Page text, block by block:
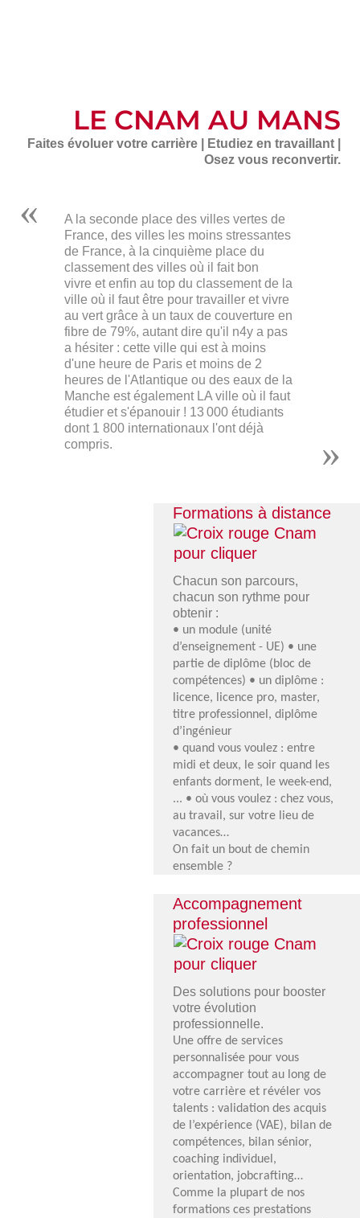
LE CNAM AU MANS
Faites évoluer votre carrière | Etudiez en travaillant |
Osez vous reconvertir.
A la seconde place des villes vertes de
France, des villes les moins stressantes
de France, à la cinquième place du
classement des villes où il fait bon
vivre et enfin au top du classement de la
ville où il faut être pour travailler et vivre
au vert grâce à un taux de couverture en
fibre de 79%, autant dire qu'il n4y a pas
a hésiter : cette ville qui est à moins
d'une heure de Paris et moins de 2
heures de l'Atlantique ou des eaux de la
Manche est également LA ville où il faut
étudier et s'épanouir ! 13 000 étudiants
dont 1 800 internationaux l'ont déjà
compris.
Formations à distance
Croix
rouge
Cnam
pour
cliquer
Chacun son parcours,
chacun son rythme pour
obtenir :
• un module (unité
d’enseignement - UE) • une
partie de diplôme (bloc de
compétences) • un diplôme :
licence, licence pro, master,
titre professionnel, diplôme
d’ingénieur
• quand vous voulez : entre
midi et deux, le soir quand les
enfants dorment, le week-end,
... • où vous voulez : chez vous,
au travail, sur votre lieu de
vacances…
On fait un bout de chemin
ensemble ?
Accompagnement
professionnel
Croix
rouge
Cnam
pour
cliquer
Des solutions pour booster
votre évolution
professionnelle.
Une offre de services
personnalisée pour vous
accompagner tout au long de
votre carrière et révéler vos
talents : validation des acquis
de l’expérience (VAE), bilan de
compétences, bilan sénior,
coaching individuel,
orientation, jobcrafting…
Comme la plupart de nos
formations ces prestations